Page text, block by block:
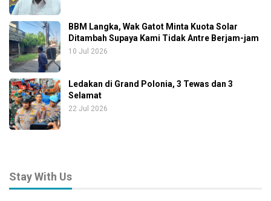
BBM Langka, Wak Gatot Minta Kuota Solar
Ditambah Supaya Kami Tidak Antre Berjam-jam
10 Jul 2026
Ledakan di Grand Polonia, 3 Tewas dan 3
Selamat
22 Jul 2026
Stay With Us